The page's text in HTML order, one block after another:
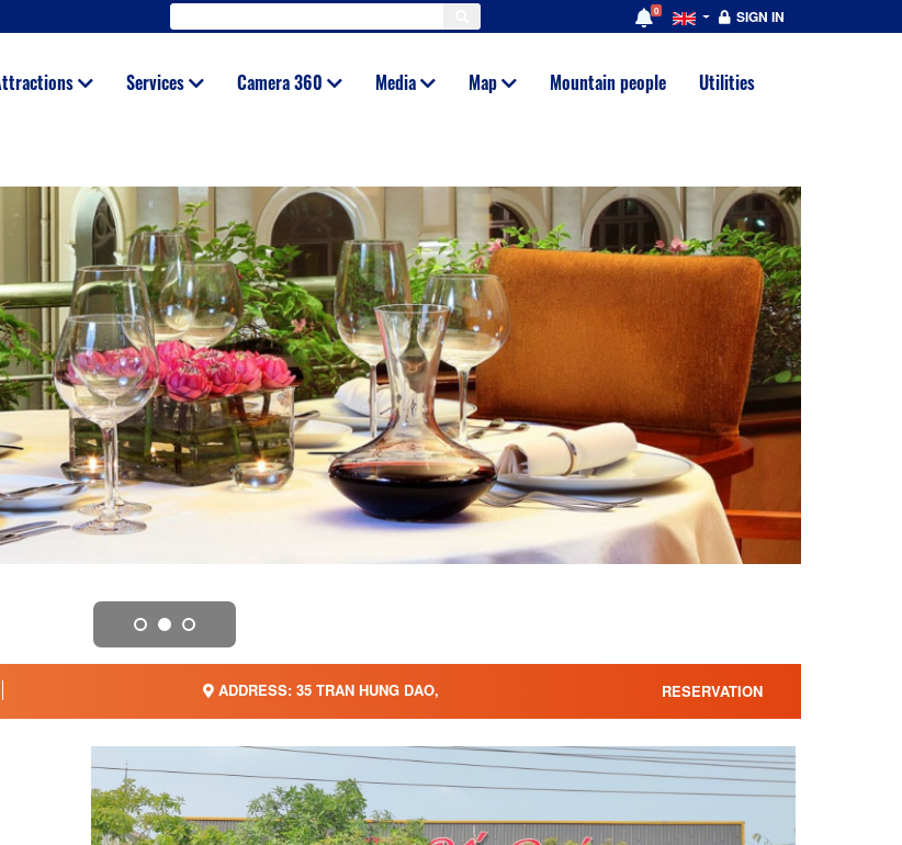
0 SIGN IN
Services Camera 360 Media Map Mountain people Utilities
ADDRESS: 35 TRAN HUNG DAO, RESERVATION